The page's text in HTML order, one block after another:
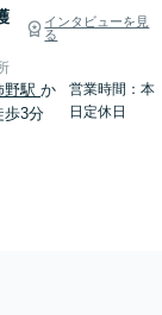
インタビューを見
る
野駅か
歩3分
営業時間：本
日定休日